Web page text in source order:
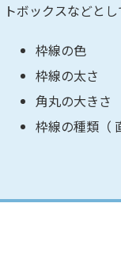
トボックスなどとし
枠線の色
枠線の太さ
角丸の大きさ
枠線の種類（